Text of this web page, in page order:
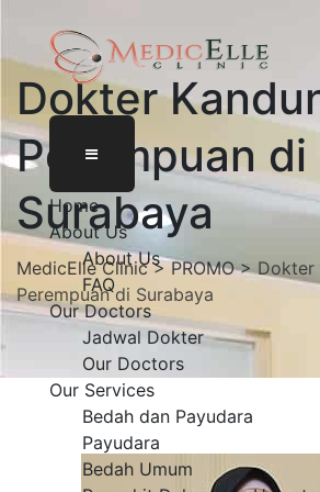
Home
About Us
About Us
FAQ
Our Doctors
Jadwal Dokter
Our Doctors
Our Services
Bedah dan Payudara
Payudara
Bedah Umum
Dokter
Perempuan di
Surabaya
MedicElle Clinic>PROMO>Dokter
Perempuan di Surabaya